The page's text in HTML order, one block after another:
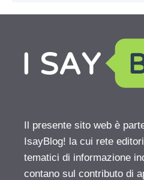
Il presente sito web è
IsayBlog! la cui rete
tematici di informazione
contano sul contributo di